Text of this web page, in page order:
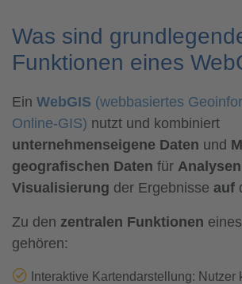
Was sind
Funktionen eines
Ein WebGIS (webbasiertes
Online-GIS) nutzt und kombiniert
unternehmenseigene Daten und
geografischen Daten für Analysen
Visualisierung der Ergebnisse auf
Zu den zentralen Funktionen eines
gehören:
Interaktive Kartendarstellung: Nutzer